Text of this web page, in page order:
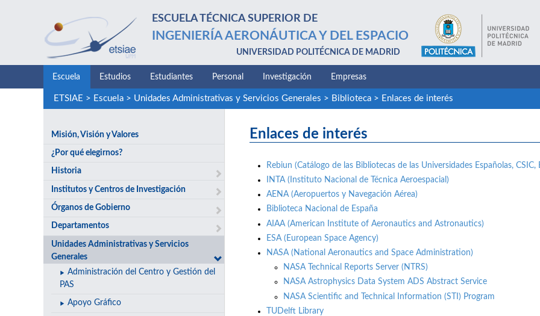
ESCUELA TÉCNICA SUPERIOR DE
INGENIERÍA AERONÁUTICA Y DEL ESPACIO
UNIVERSIDAD POLITÉCNICA DE MADRID
Escuela Estudios Estudiantes Personal Investigación Empresas
ETSIAE > Escuela> Unidades Administrativas y Servicios Generales > Biblioteca> Enlaces de interés
Misión, Visión y Valores
¿Por qué elegirnos?
Historia
Institutos y Centros de Investigación
Órganos de Gobierno
Departamentos
Unidades Administrativas y Servicios
Generales
Administración del Centro y Gestión del
PAS
Apoyo Gráfico
Enlaces de interés
Rebiun (Catálogo de las Bibliotecas de las Universidades Españolas,
INTA (Instituto Nacional de Técnica Aeroespacial)
AENA (Aeropuertos y Navegación Aérea)
Biblioteca Nacional de España
AIAA (American Institute of Aeronautics and Astronautics)
ESA (European Space Agency)
NASA (National Aeronautics and Space Administration)
NASA Technical Reports Server (NTRS)
NASA Astrophysics Data System ADS Abstract Service
NASA Scientific and Technical Information (STI) Program
TUDelft Library